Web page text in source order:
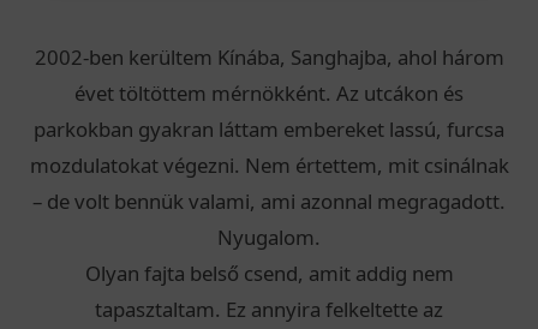
2002-ben kerültem Kínába, Sanghajba, ahol három
évet töltöttem mérnökként. Az utcákon és
parkokban gyakran láttam embereket lassú, furcsa
mozdulatokat végezni. Nem értettem, mit csinálnak
– de volt bennük valami, ami azonnal megragadott.
Nyugalom.
Olyan fajta belső csend, amit addig nem
tapasztaltam. Ez annyira felkeltette az